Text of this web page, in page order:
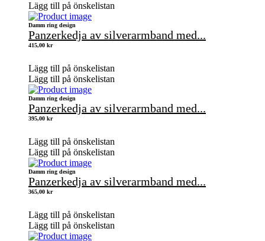
Lägg till på önskelistan
Damm ring design
Panzerkedja av silverarmband med...
415,00 kr
Lägg till på önskelistan
Lägg till på önskelistan
Damm ring design
Panzerkedja av silverarmband med...
395,00 kr
Lägg till på önskelistan
Lägg till på önskelistan
Damm ring design
Panzerkedja av silverarmband med...
365,00 kr
Lägg till på önskelistan
Lägg till på önskelistan